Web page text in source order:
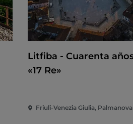
Litfiba - Cuarenta
«17 Re»
Friuli-Venezia Giulia, Palmanova